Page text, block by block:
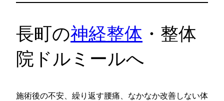
長町の神経整体 ・整体
院ドルミールへ
施術後の不安、繰り返す腰痛、なかなか改善しない体